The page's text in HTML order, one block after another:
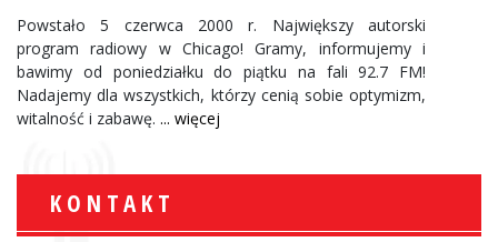
Powstało 5 czerwca 2000 r. Największy autorski
program radiowy w Chicago! Gramy, informujemy i
bawimy od poniedziałku do piątku na fali 92.7 FM!
Nadajemy dla wszystkich, którzy cenią sobie optymizm,
witalność i zabawę. ... więcej
KONTAKT